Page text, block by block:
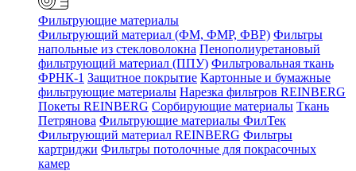
Фильтрующие материалы
Фильтрующий материал (ФМ, ФМР, ФВР) Фильтры
напольные из стекловолокна Пенополиуретановый
фильтрующий материал (ППУ) Фильтровальная ткань
ФРНК-1 Защитное покрытие Картонные и бумажные
фильтрующие материалы Нарезка фильтров REINBERG
Покеты REINBERG Сорбирующие материалы Ткань
Петрянова Фильтрующие материалы ФилТек
Фильтрующий материал REINBERG Фильтры
картриджи Фильтры потолочные для покрасочных
камер